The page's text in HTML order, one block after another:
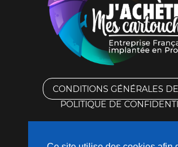
CONDITIONS GÉNÉRALES
POLITIQUE DE